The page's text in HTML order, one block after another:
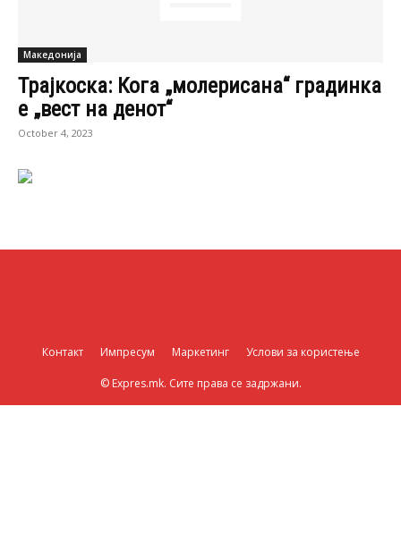
Македонија
Трајкоска: Кога „молерисана“ градинка
е „вест на денот“
October 4, 2023
Контакт Импресум Маркетинг Услови за користење
© Expres.mk. Сите права се задржани.